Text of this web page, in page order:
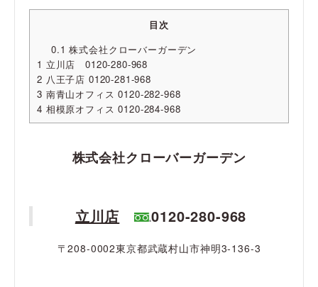
目次
0.1 株式会社クローバーガーデン
1 立川店 0120-280-968
2 八王子店 0120-281-968
3 南青山オフィス 0120-282-968
4 相模原オフィス 0120-284-968
株式会社クローバーガーデン
立川店 0120-280-968
〒208-0002東京都武蔵村山市神明3-136-3